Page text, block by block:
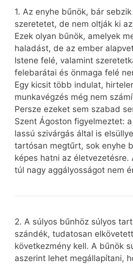
1. Az enyhe bűnök, bár
szeretetet, de nem oltják ki
Ezek olyan bűnök, amelyek
haladást, de az ember
Istene felé, valamint
felebarátai és önmaga felé
Egy kicsit több indulat,
munkavégzés még nem
Persze ezeket sem szabad
Szent Ágoston figyelmeztet:
lassú szivárgás által is
tartósan megtűrt, sok enyhe
képes hatni az életvezetésre.
túl nagy aggályosságot nem
2. A súlyos bűnhöz súlyos
szándék, tudatosan
következmény kell. A bűnök
aszerint lehet megállapítani,